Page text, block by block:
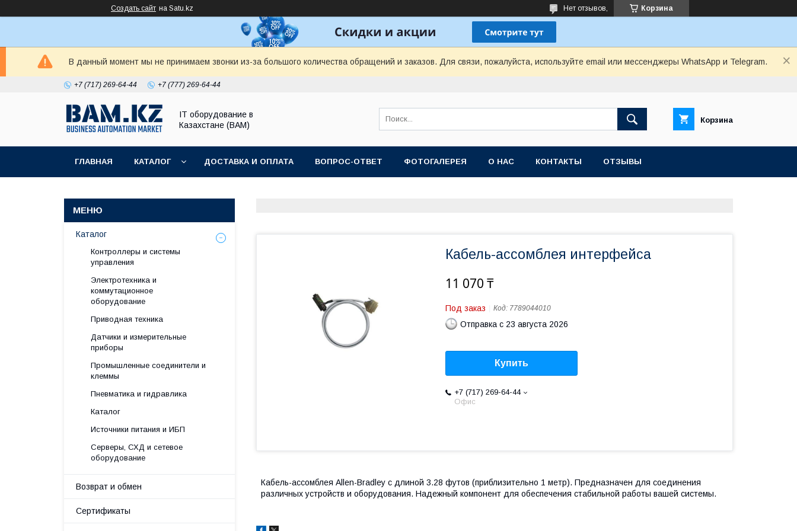
Создать сайт на Satu.kz Корзина
Нет отзывов,
В данный момент мы не принимаем звонки из-за большого количества обращений и заказов. Для связи, пожалуйста, используйте email или мессенджеры WhatsApp и Telegram.
+7 (717) 269-64-44 +7 (777) 269-64-44
IT оборудование в
Казахстане (BAM)
Корзина
ГЛАВНАЯ КАТАЛОГ ДОСТАВКА И ОПЛАТА ВОПРОС-ОТВЕТ ФОТОГАЛЕРЕЯ О НАС КОНТАКТЫ ОТЗЫВЫ
Кабель-ассомблея интерфейса
11 070 ₸
Под заказ Код: 7789044010
Отправка с 23 августа 2026
Купить
+7 (717) 269-64-44
Офис
Кабель-ассомблея Allen-Bradley с длиной 3.28 футов (приблизительно 1 метр). Предназначен для соединения
различных устройств и оборудования. Надежный компонент для обеспечения стабильной работы вашей системы.
Каталог
Контроллеры и системы
управления
Электротехника и
коммутационное
оборудование
Приводная техника
Датчики и измерительные
приборы
Промышленные соединители и
клеммы
Пневматика и гидравлика
Каталог
Источники питания и ИБП
Серверы, СХД и сетевое
оборудование
Возврат и обмен
Сертификаты